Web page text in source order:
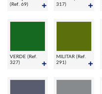
(Ref. 69)
317)
VERDE (Ref.
327)
MILITAR (Ref.
291)